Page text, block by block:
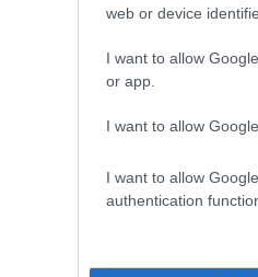
web or device
I want to allow
or app.
I want to allow
I want to allow
authentication